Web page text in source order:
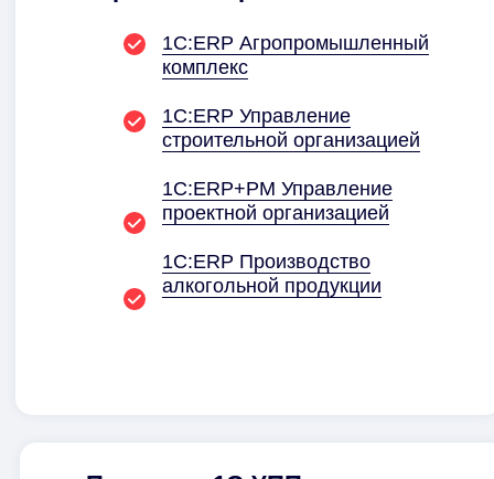
1С:ERP Агро­промышленный
комплекс
1С:ERP Управление
строительной организацией
1С:ERP+PM Управление
проектной организацией
1С:ERP Производство
алкогольной продукции